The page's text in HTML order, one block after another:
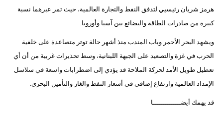
هرمز شريان رئيسيي لتدفق النفط والتجارة العالمية، حيث تمر عبرهما نسبة
كبيرة من صادرات الطاقة والبضائع بين آسيا وأوروبا.
ويشهد البحر الأحمر وباب المندب منذ أشهر حالة توتر متصاعدة على خلفية
الحرب في غزة والتصعيد على الجبهة اللبنانية، وسط تحذيرات غربية من أن أي
تعطيل طويل الأمد لحركة الملاحة قد يؤدي إلى اضطرابات واسعة في سلاسل
الإمداد العالمية وارتفاع إضافي في أسعار النفط والغاز والتأمين البحري.
قد يهمك أيضــــــــــــــا